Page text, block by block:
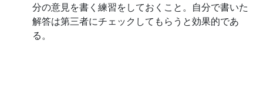
分の意見を書く練習をしておくこと。自分で書いた
解答は第三者にチェックしてもらうと効果的であ
る。